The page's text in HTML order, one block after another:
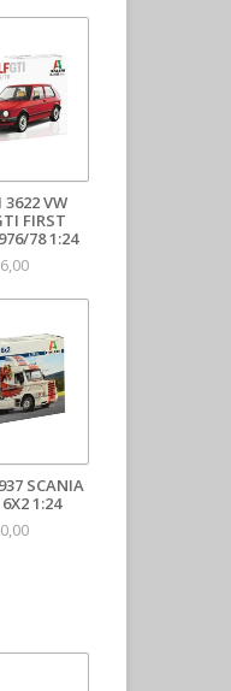
3622 VW
FIRST
78 1:24
SCANIA
1:24